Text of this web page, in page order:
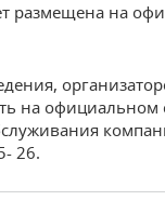
размещена на
на официальном
26.